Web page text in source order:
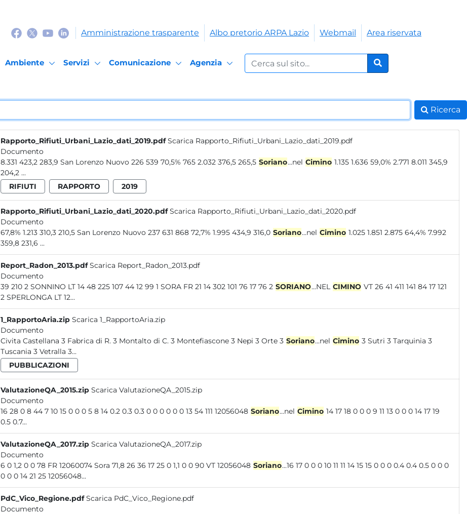
Amministrazione trasparente Albo pretorio ARPA Lazio Webmail Area riservata
Ambiente Servizi Comunicazione Agenzia
Cerca nel sito:
Cerca
Ricerca
Rapporto_Rifiuti_Urbani_Lazio_dati_2019.pdf Scarica Rapporto_Rifiuti_Urbani_Lazio_dati_2019.pdf
Documento
8.331 423,2 283,9 San Lorenzo Nuovo 226 539 70,5% 765 2.032 376,5 265,5 Soriano...nel Cimino
204,2 ...
RIFIUTI
RAPPORTO 2019
Rapporto_Rifiuti_Urbani_Lazio_dati_2020.pdf Scarica Rapporto_Rifiuti_Urbani_Lazio_dati_2020.pdf
Documento
67,8% 1.213 310,3 210,5 San Lorenzo Nuovo 237 631 868 72,7% 1.995 434,9 316,0 Soriano...nel Cimino 1.025 1.851 2.875 64,4% 7.992
359,8 231,6 ...
Report_Radon_2013.pdf Scarica Report_Radon_2013.pdf
Documento
39 210 2 SONNINO LT 14 48 225 107 44 12 99 1 SORA FR 21 14 302 101 76 17 76 2 SORIANO...NEL CIMINO VT 26 41 411 141 84 17 121
2 SPERLONGA LT 12...
1_RapportoAria.zip Scarica 1_RapportoAria.zip
Documento
Civita Castellana 3 Fabrica di R. 3 Montalto di C. 3 Montefiascone 3 Nepi 3 Orte 3 Soriano...nel Cimino 3 Sutri 3 Tarquinia 3
Tuscania 3 Vetralla 3...
PUBBLICAZIONI
ValutazioneQA_2015.zip Scarica ValutazioneQA_2015.zip
Documento
16 28 0 8 44 7 10 15 0 0 0 5 8 14 0.2 0.3 0.3 0 0 0 0 0 0 13 54 111 12056048 Soriano...nel Cimino 14 17 18 0 0 0 9 11 13 0 0 0 14 17 19
0.5 0.7...
ValutazioneQA_2017.zip Scarica ValutazioneQA_2017.zip
Documento
6 0 1,2 0 0 78 FR 12060074 Sora 71,8 26 36 17 25 0 1,1 0 0 90 VT 12056048 Soriano...16 17 0 0 0 10 11 11 14 15 15 0 0 0 0.4 0.4 0.5 0 0 0
0 0 0 14 21 25 12056048...
PdC_Vico_Regione.pdf Scarica PdC_Vico_Regione.pdf
Documento